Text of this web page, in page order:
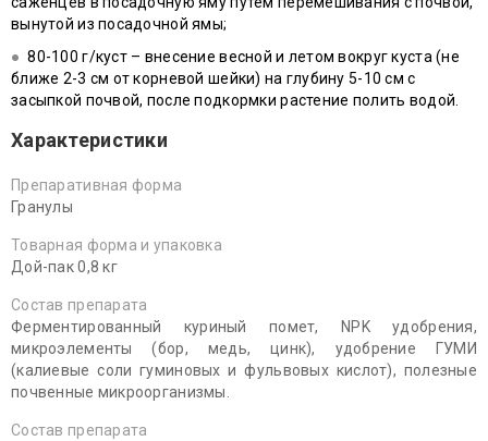
вынутой из посадочной ямы;
80-100 г/куст – внесение весной и летом вокруг куста (не
ближе 2-3 см от корневой шейки) на глубину 5-10 см с
засыпкой почвой, после подкормки растение полить водой.
Характеристики
Препаративная форма
Гранулы
Товарная форма и упаковка
Дой-пак 0,8 кг
Состав препарата
Ферментированный куриный помет, NPK удобрения,
микроэлементы (бор, медь, цинк), удобрение ГУМИ
(калиевые соли гуминовых и фульвовых кислот), полезные
почвенные микроорганизмы.
Состав препарата